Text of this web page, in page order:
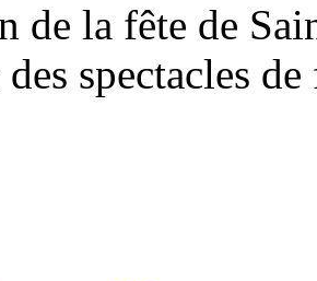
de la fête de
spectacles